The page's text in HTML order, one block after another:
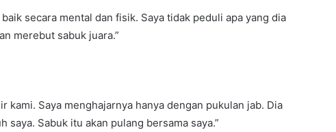
secara mental dan fisik. Saya tidak peduli apa yang dia
merebut sabuk juara.”
kami. Saya menghajarnya hanya dengan pukulan jab. Dia
saya. Sabuk itu akan pulang bersama saya.”